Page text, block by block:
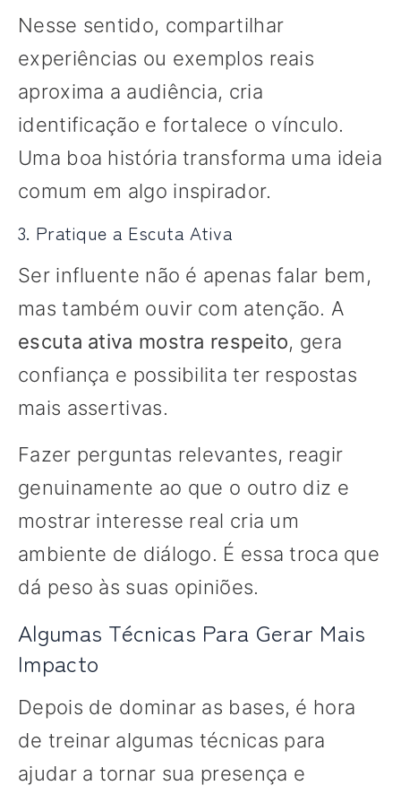
Nesse sentido, compartilhar
experiências ou exemplos reais
aproxima a audiência, cria
identificação e fortalece o vínculo.
Uma boa história transforma uma ideia
comum em algo inspirador.
3. Pratique a Escuta Ativa
Ser influente não é apenas falar bem,
mas também ouvir com atenção. A
escuta ativa mostra respeito, gera
confiança e possibilita ter respostas
mais assertivas.
Fazer perguntas relevantes, reagir
genuinamente ao que o outro diz e
mostrar interesse real cria um
ambiente de diálogo. É essa troca que
dá peso às suas opiniões.
Algumas Técnicas Para Gerar Mais
Impacto
Depois de dominar as bases, é hora
de treinar algumas técnicas para
ajudar a tornar sua presença e